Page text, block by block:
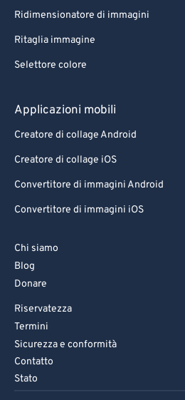
Ridimensionatore di immagini
Ritaglia immagine
Selettore colore
Applicazioni mobili
Creatore di collage Android
Creatore di collage iOS
Convertitore di immagini Android
Convertitore di immagini iOS
Chi siamo
Blog
Donare
Riservatezza
Termini
Sicurezza e conformità
Contatto
Stato